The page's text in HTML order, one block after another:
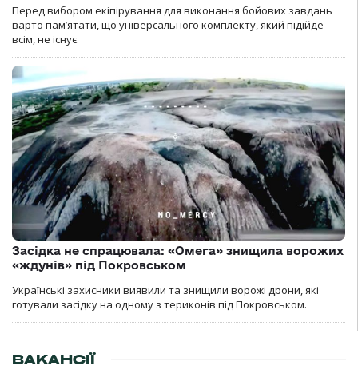
Перед вибором екіпірування для виконання бойових завдань
варто пам’ятати, що універсального комплекту, який підійде
всім, не існує.
Засідка не спрацювала: «Омега» знищила ворожих
«ждунів» під Покровськом
Українські захисники виявили та знищили ворожі дрони, які
готували засідку на одному з териконів під Покровськом.
ВАКАНСІЇ